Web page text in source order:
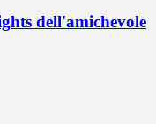
dell'amichevole